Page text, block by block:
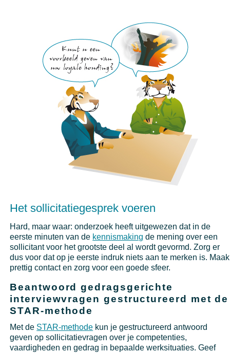
Het sollicitatiegesprek voeren
Hard, maar waar: onderzoek heeft uitgewezen dat in de
eerste minuten van de kennismaking de mening over een
sollicitant voor het grootste deel al wordt gevormd. Zorg er
dus voor dat op je eerste indruk niets aan te merken is. Maak
prettig contact en zorg voor een goede sfeer.
Beantwoord gedragsgerichte
interviewvragen gestructureerd met de
STAR-methode
Met de STAR-methode kun je gestructureerd antwoord
geven op sollicitatievragen over je competenties,
vaardigheden en gedrag in bepaalde werksituaties. Geef